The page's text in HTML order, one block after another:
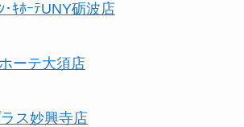
･ｷﾎｰﾃUNY砺波店
ーテ大須店
ス妙興寺店